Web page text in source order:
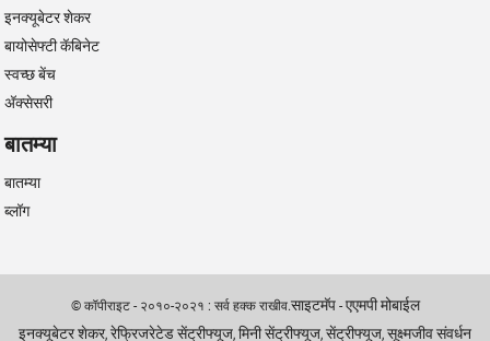
इनक्यूबेटर शेकर
बायोसेफ्टी कॅबिनेट
स्वच्छ बेंच
अ‍ॅक्सेसरी
बातम्या
बातम्या
ब्लॉग
© कॉपीराइट - २०१०-२०२१ : सर्व हक्क राखीव.साइटमॅप- एएमपी मोबाईल
इनक्यूबेटर शेकर, रेफ्रिजरेटेड सेंट्रीफ्यूज, मिनी सेंट्रीफ्यूज, सेंट्रीफ्यूज, सूक्ष्मजीव संवर्धन